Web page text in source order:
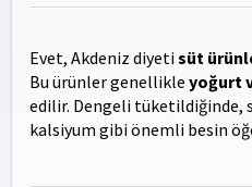
Evet, Akdeniz diyetisüt
Bu ürünler genellikle yoğurt
edilir. Dengeli tüketildiğinde,
kalsiyum gibi önemli besin